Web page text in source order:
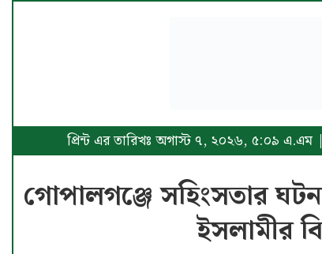
প্রিন্ট এর তারিখঃ অগাস্ট ৭, ২০২৬, ৫:০৯
গোপালগঞ্জে সহিংসতার
ইসলামীর